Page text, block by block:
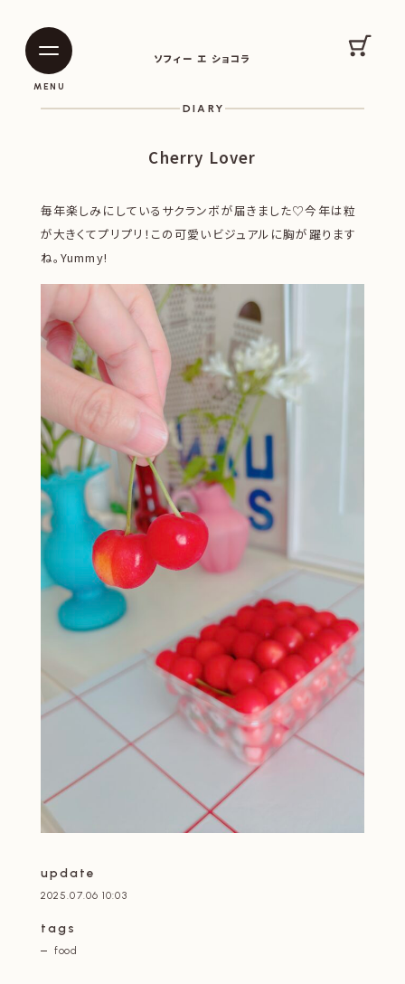
ソフィー エ ショコラ
MENU
カー
DIARY
Cherry Lover
毎年楽しみにしているサクランボが届きました♡今年は粒
が大きくてプリプリ！この可愛いビジュアルに胸が躍ります
ね。Yummy!
update
2025.07.06 10:03
tags
food